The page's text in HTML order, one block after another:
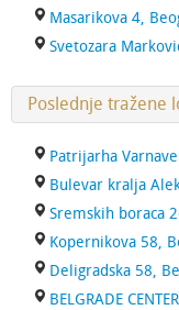
Masarikova 4,
Svetozara
Poslednje tražene
Patrijarha
Bulevar kralja
Sremskih boraca
Kopernikova 58,
Deligradska 58,
BELGRADE